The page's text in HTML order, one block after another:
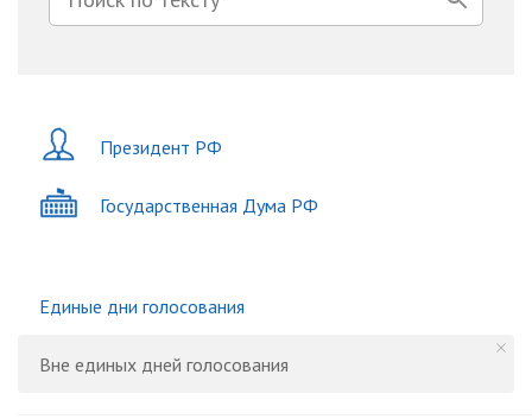
Президент РФ
Государственная Дума РФ
Единые дни голосования
Вне единых дней голосования